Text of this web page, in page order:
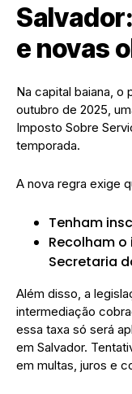
e novas
Na capital baiana, o
outubro de 2025,
Imposto Sobre
temporada.
A nova regra exige
Tenham
Recolham
Secretaria
Além disso, a
intermediação
essa taxa só será
em Salvador.
em multas, juros e